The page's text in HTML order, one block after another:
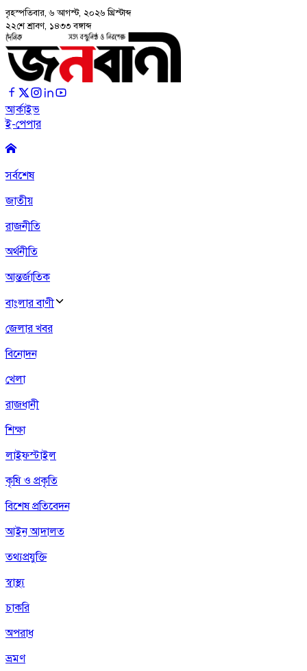
বৃহস্পতিবার, ৬ আগস্ট, ২০২৬ খ্রিস্টাব্দ
২২শে শ্রাবণ, ১৪৩৩ বঙ্গাব্দ
আর্কাইভ
ই-পেপার
সর্বশেষ
জাতীয়
রাজনীতি
অর্থনীতি
আন্তর্জাতিক
বাংলার বাণী
জেলার খবর
বিনোদন
খেলা
রাজধানী
শিক্ষা
লাইফস্টাইল
কৃষি ও প্রকৃতি
বিশেষ প্রতিবেদন
আইন আদালত
তথ্যপ্রযুক্তি
স্বাস্থ্য
চাকরি
অপরাধ
ভ্রমণ